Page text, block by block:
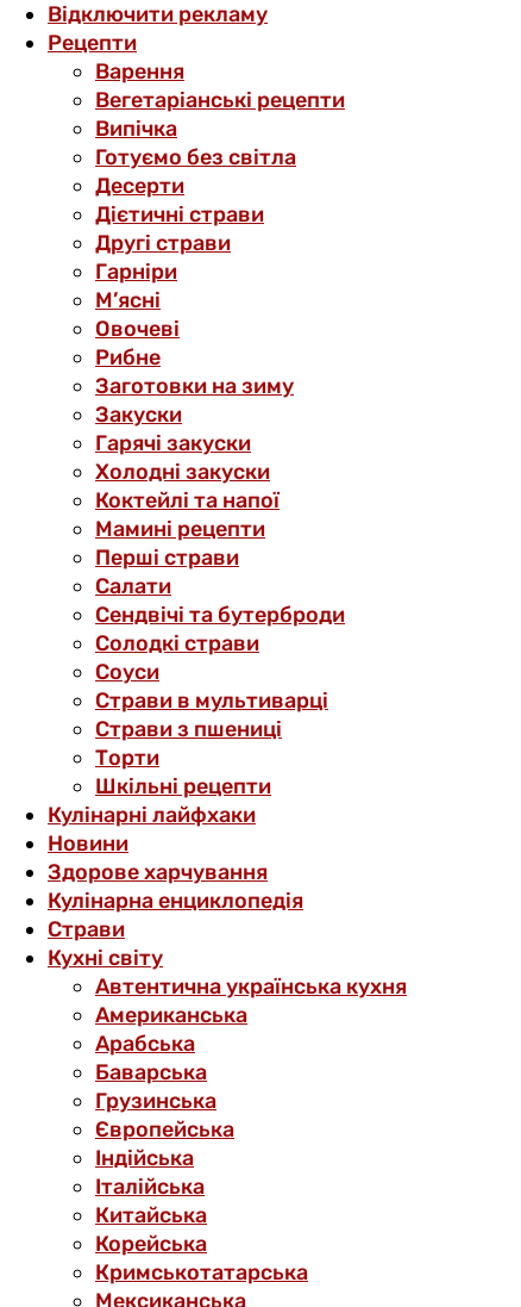
Відключити рекламу
Рецепти
Варення
Вегетаріанські рецепти
Випічка
Готуємо без світла
Десерти
Дієтичні страви
Другі страви
Гарніри
М’ясні
Овочеві
Рибне
Заготовки на зиму
Закуски
Гарячі закуски
Холодні закуски
Коктейлі та напої
Мамині рецепти
Перші страви
Салати
Сендвічі та бутерброди
Солодкі страви
Соуси
Страви в мультиварці
Страви з пшениці
Торти
Шкільні рецепти
Кулінарні лайфхаки
Новини
Здорове харчування
Кулінарна енциклопедія
Страви
Кухні світу
Автентична українська кухня
Американська
Арабська
Баварська
Грузинська
Європейська
Індійська
Італійська
Китайська
Корейська
Кримськотатарська
Мексиканська